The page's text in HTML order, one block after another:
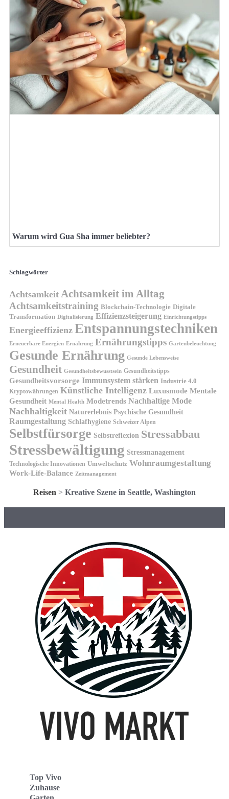
Warum wird Gua Sha immer beliebter?
Schlagwörter
Achtsamkeit Achtsamkeit im Alltag
Achtsamkeitstraining Blockchain-Technologie Digitale
Transformation Digitalisierung Effizienzsteigerung Einrichtungstipps
Energieeffizienz Entspannungstechniken
Erneuerbare Energien Ernährung Ernährungstipps Gartenbeleuchtung
Gesunde Ernährung Gesunde Lebensweise
Gesundheit Gesundheitsbewusstsein Gesundheitstipps
Gesundheitsvorsorge Immunsystem stärken Industrie 4.0
Kryptowährungen Künstliche Intelligenz Luxusmode Mentale
Gesundheit Mental Health Modetrends Nachhaltige Mode
Nachhaltigkeit Naturerlebnis Psychische Gesundheit
Raumgestaltung Schlafhygiene Schweizer Alpen
Selbstfürsorge Selbstreflexion Stressabbau
Stressbewältigung Stressmanagement
Technologische Innovationen Umweltschutz Wohnraumgestaltung
Work-Life-Balance Zeitmanagement
Reisen > Kreative Szene in Seattle, Washington
Top Vivo
Zuhause